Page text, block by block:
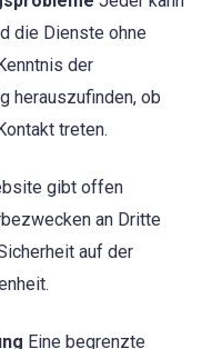
die Dienste ohne
der
herauszufinden, ob
treten.
gibt offen
an Dritte
auf der
Eine begrenzte